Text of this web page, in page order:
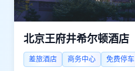
北京王府井希尔顿酒店
差旅酒店 商务中心 免费停车